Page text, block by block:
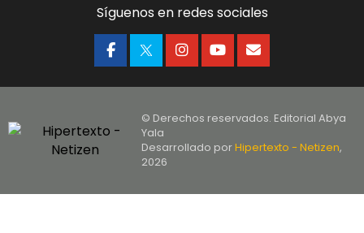
Síguenos en redes sociales
© Derechos reservados. Editorial Abya
Yala
Desarrollado porHipertexto - Netizen,
2026